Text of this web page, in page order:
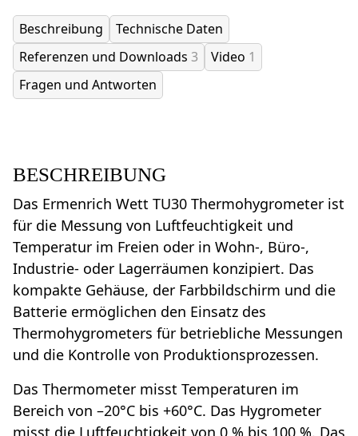
Beschreibung
Technische Daten
Referenzen und Downloads 3 Video 1
Fragen und Antworten
BESCHREIBUNG
Das Ermenrich Wett TU30 Thermohygrometer ist
für die Messung von Luftfeuchtigkeit und
Temperatur im Freien oder in Wohn-, Büro-,
Industrie- oder Lagerräumen konzipiert. Das
kompakte Gehäuse, der Farbbildschirm und die
Batterie ermöglichen den Einsatz des
Thermohygrometers für betriebliche Messungen
und die Kontrolle von Produktionsprozessen.
Das Thermometer misst Temperaturen im
Bereich von –20°C bis +60°C. Das Hygrometer
misst die Luftfeuchtigkeit von 0 % bis 100 %. Das